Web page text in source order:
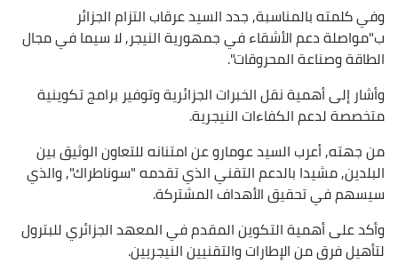
وفي كلمته بالمناسبة, جدد السيد عرقاب التزام الجزائر
ب"مواصلة دعم الأشقاء في جمهورية النيجر, لا سيما في مجال
الطاقة وصناعة المحروقات".
وأشار إلى أهمية نقل الخبرات الجزائرية وتوفير برامج تكوينية
متخصصة لدعم الكفاءات النيجرية.
من جهته, أعرب السيد عومارو عن امتنانه للتعاون الوثيق بين
البلدين, مشيدا بالدعم التقني الذي تقدمه "سوناطراك", والذي
سيسهم في تحقيق الأهداف المشتركة.
وأكد على أهمية التكوين المقدم في المعهد الجزائري للبترول
لتأهيل فرق من الإطارات والتقنيين النيجريين.